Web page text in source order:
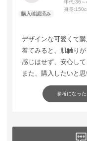
年代:36～
身長:
デザインな可愛くて購
着てみると、肌触り
感じはせず、安心して
また、購入したいと
参考になった